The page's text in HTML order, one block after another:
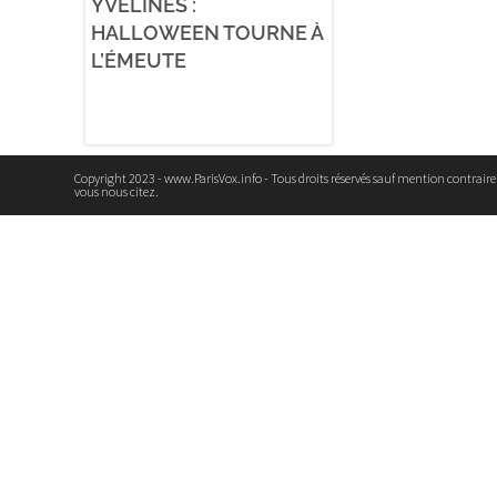
YVELINES :
HALLOWEEN TOURNE À
L’ÉMEUTE
Copyright 2023 - www.ParisVox.info - Tous droits réservés sauf mention
vous nous citez.